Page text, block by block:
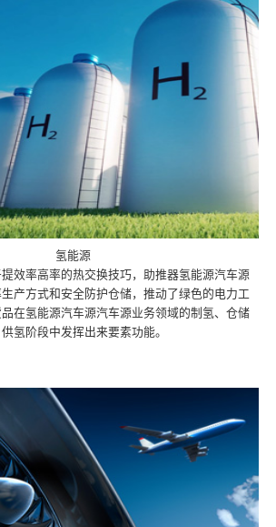
氢能源
效率高率的热交换技巧，助推器氢能源汽车源
产方式和安全防护仓储，推动了绿色的电力工
在氢能源汽车源汽车源业务领域的制氢、仓储
氢阶段中发挥出来要素功能。